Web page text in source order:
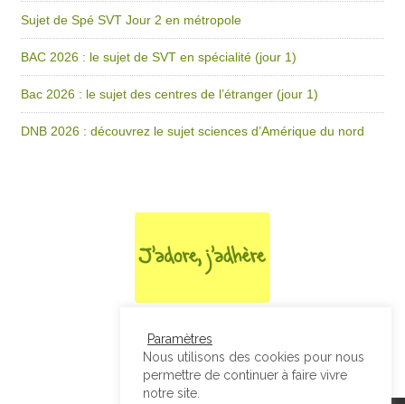
Sujet de Spé SVT Jour 2 en métropole
BAC 2026 : le sujet de SVT en spécialité (jour 1)
Bac 2026 : le sujet des centres de l’étranger (jour 1)
DNB 2026 : découvrez le sujet sciences d’Amérique du nord
Paramètres
Nous utilisons des cookies pour nous
permettre de continuer à faire vivre
notre site.